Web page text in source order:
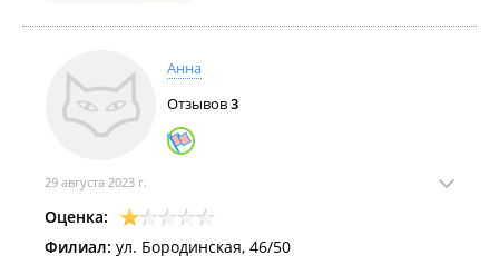
мы попытались вернуть. Нам отказали. Причем при
покупке такой вариант с продавцом магазина
обсуждался. И тогда тоже прозвучало: без проблем,
главное, чтобы упаковка целая была. Материал
далеко не дешевый и, учитывая сумму покупки, мы
рассчитывали на взаимопонимание с продавцом.
Но нет, все в этом магазине очень любезные лишь
только тогда, когда приносишь им деньги.
Поэтому будьте предельно осторожны в этом
Анна
Отзывов3
29 августа 2023 г.
Оценка:
Филиал: ул. Бородинская, 46/50